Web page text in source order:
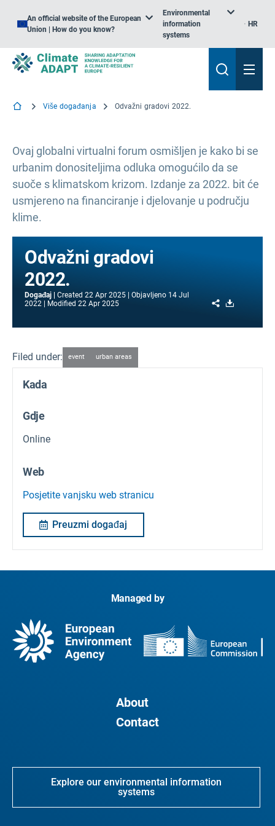
An official website of the European
Union | How do you know?
Environmental
information
systems
HR
Više događanja Odvažni gradovi 2022.
Ovaj globalni virtualni forum osmišljen je kako bi se
urbanim donositeljima odluka omogućilo da se
suoče s klimatskom krizom. Izdanje za 2022. bit će
usmjereno na financiranje i djelovanje u području
klime.
Odvažni gradovi
2022.
Događaj Created 22 Apr 2025 Objavljeno 14 Jul
2022
Modified 22 Apr 2025 Share
Filed under: event urban areas
Kada
Gdje
Online
Web
Posjetite vanjsku web stranicu
Preuzmi događaj
Managed by
About
Contact
Explore our environmental information
systems